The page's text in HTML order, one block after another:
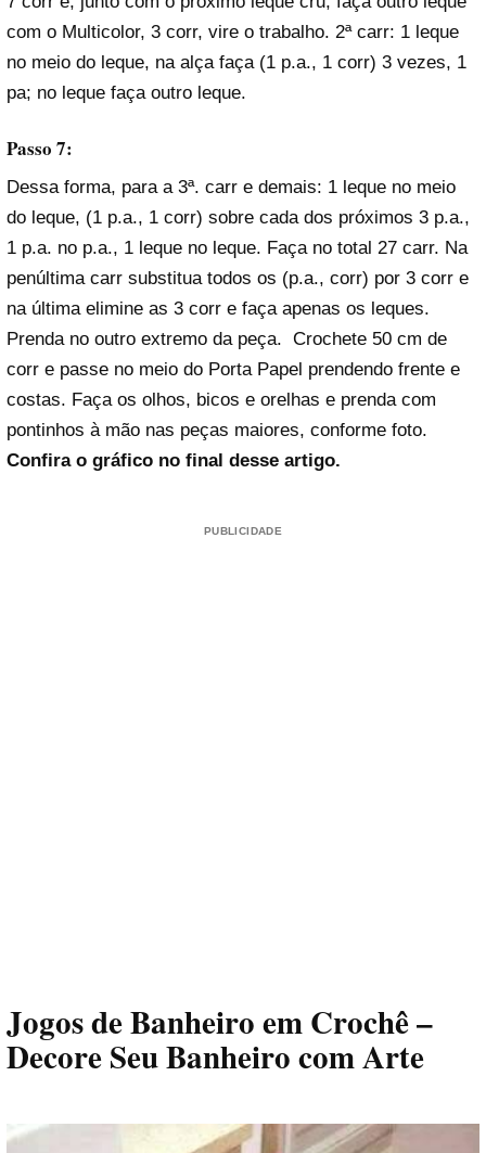
com o Multicolor, 3 corr, vire o trabalho. 2ª carr: 1 leque
no meio do leque, na alça faça (1 p.a., 1 corr) 3 vezes, 1
pa; no leque faça outro leque.
Passo 7:
Dessa forma, para a 3ª. carr e demais: 1 leque no meio
do leque, (1 p.a., 1 corr) sobre cada dos próximos 3 p.a.,
1 p.a. no p.a., 1 leque no leque. Faça no total 27 carr. Na
penúltima carr substitua todos os (p.a., corr) por 3 corr e
na última elimine as 3 corr e faça apenas os leques.
Prenda no outro extremo da peça. Crochete 50 cm de
corr e passe no meio do Porta Papel prendendo frente e
costas. Faça os olhos, bicos e orelhas e prenda com
pontinhos à mão nas peças maiores, conforme foto.
Confira o gráfico no final desse artigo.
PUBLICIDADE
Jogos de Banheiro em Crochê –
Decore Seu Banheiro com Arte